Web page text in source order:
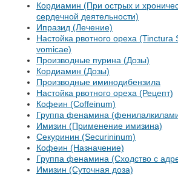
Кордиамин (При острых и
сердечной деятельности)
Ипразид (Лечение)
Настойка рвотного ореха
vomicae)
Производные пурина (Дозы)
Кордиамин (Дозы)
Производные иминодибензила
Настойка рвотного ореха (Рецепт)
Кофеин (Coffeinum)
Группа фенамина
Имизин (Применение имизина)
Секуринин (Securininum)
Кофеин (Назначение)
Группа фенамина (Сходство с
Имизин (Суточная доза)